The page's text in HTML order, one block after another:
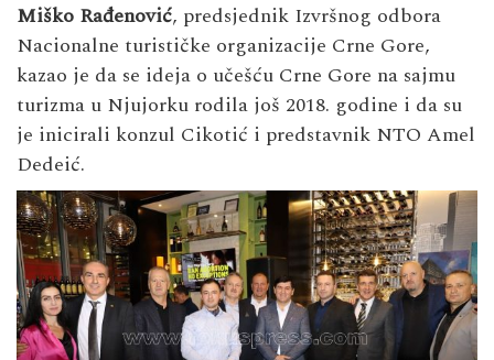
Miško Rađenović, predsjednik Izvršnog odbora
Nacionalne turističke organizacije Crne Gore,
kazao je da se ideja o učešću Crne Gore na sajmu
turizma u Njujorku rodila još 2018. godine i da su
je inicirali konzul Cikotić i predstavnik NTO Amel
Dedeić.